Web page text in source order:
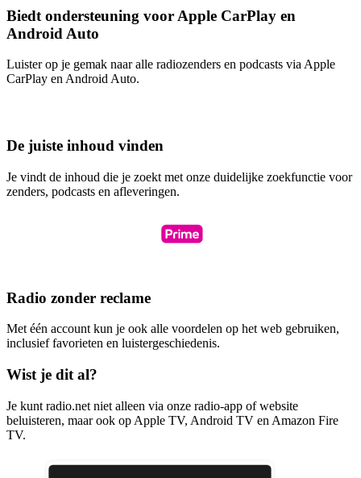
Biedt ondersteuning voor Apple CarPlay en
Android Auto
Luister op je gemak naar alle radiozenders en podcasts via Apple
CarPlay en Android Auto.
De juiste inhoud vinden
Je vindt de inhoud die je zoekt met onze duidelijke zoekfunctie voor
zenders, podcasts en afleveringen.
Radio zonder reclame
Met één account kun je ook alle voordelen op het web gebruiken,
inclusief favorieten en luistergeschiedenis.
Wist je dit al?
Je kunt radio.net niet alleen via onze radio-app of website
beluisteren, maar ook op Apple TV, Android TV en Amazon Fire
TV.